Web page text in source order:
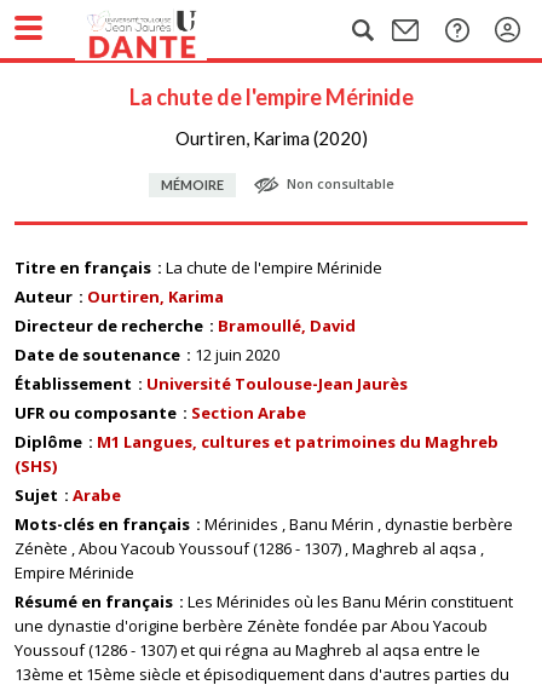
La chute de l'empire Mérinide
Ourtiren, Karima (2020)
MÉMOIRE Non consultable
Titre en français
La chute de l'empire Mérinide
Auteur
Ourtiren, Karima
Directeur de recherche
Bramoullé, David
Date de soutenance
12 juin 2020
Établissement
Université Toulouse-Jean Jaurès
UFR ou composante
Section Arabe
Diplôme
M1 Langues, cultures et patrimoines du Maghreb
(SHS)
Sujet
Arabe
Mots-clés en français
Mérinides Banu Mérin dynastie berbère
Zénète Abou Yacoub Youssouf (1286 - 1307) Maghreb al aqsa
Empire Mérinide
Résumé en français
Les Mérinides où les Banu Mérin constituent
une dynastie d'origine berbère Zénète fondée par Abou Yacoub
Youssouf (1286 - 1307) et qui régna au Maghreb al aqsa entre le
13ème et 15ème siècle et épisodiquement dans d'autres parties du